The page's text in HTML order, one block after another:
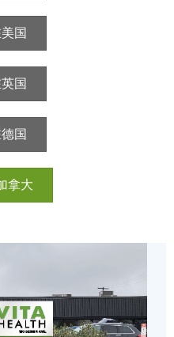
国
国
国
拿大